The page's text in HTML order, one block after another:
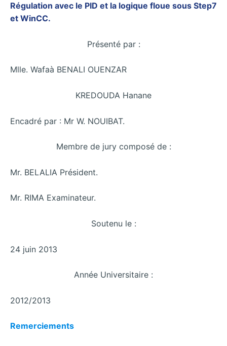
Régulation avec le PID et la logique floue sous Step7
et WinCC.
Présenté par :
Mlle. Wafaà BENALI OUENZAR
KREDOUDA Hanane
Encadré par : Mr W. NOUIBAT.
Membre de jury composé de :
Mr. BELALIA Président.
Mr. RIMA Examinateur.
Soutenu le :
24 juin 2013
Année Universitaire :
2012/2013
Remerciements